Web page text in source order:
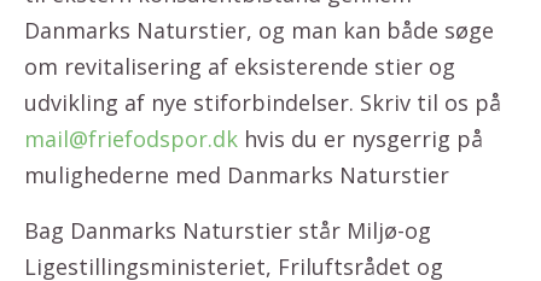
Danmarks Naturstier, og man kan både søge
om revitalisering af eksisterende stier og
udvikling af nye stiforbindelser. Skriv til os på
mail@friefodspor.dk hvis du er nysgerrig på
mulighederne med Danmarks Naturstier
Bag Danmarks Naturstier står Miljø-og
Ligestillingsministeriet, Friluftsrådet og